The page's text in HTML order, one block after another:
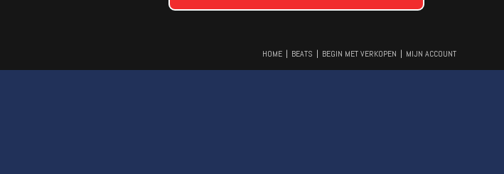
HOME BEATS BEGIN MET VERKOPEN MIJN ACCOUNT